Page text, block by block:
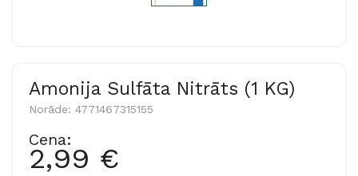
Amonija Sulfāta Nitrāts (1 KG)
Norāde: 4771467315155
Cena:
2,99 €